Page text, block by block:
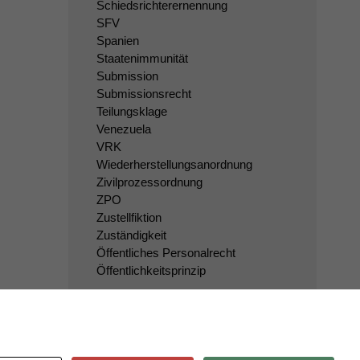
Schiedsrichterernennung
SFV
Spanien
Staatenimmunität
Submission
Submissionsrecht
Teilungsklage
Venezuela
VRK
Wiederherstellungsanordnung
Zivilprozessordnung
ZPO
Zustellfiktion
Zuständigkeit
Öffentliches Personalrecht
Öffentlichkeitsprinzip